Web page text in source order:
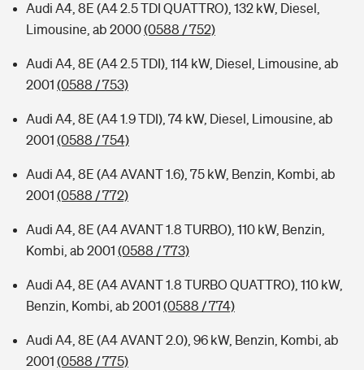
Audi A4, 8E (A4 2.5 TDI QUATTRO), 132 kW, Diesel,
Limousine, ab 2000(0588 / 752)
Audi A4, 8E (A4 2.5 TDI), 114 kW, Diesel, Limousine, ab
2001 (0588 / 753)
Audi A4, 8E (A4 1.9 TDI), 74 kW, Diesel, Limousine, ab
2001 (0588 / 754)
Audi A4, 8E (A4 AVANT 1.6), 75 kW, Benzin, Kombi, ab
2001 (0588 / 772)
Audi A4, 8E (A4 AVANT 1.8 TURBO), 110 kW, Benzin,
Kombi, ab 2001 (0588 / 773)
Audi A4, 8E (A4 AVANT 1.8 TURBO QUATTRO), 110 kW,
Benzin, Kombi, ab 2001 (0588 / 774)
Audi A4, 8E (A4 AVANT 2.0), 96 kW, Benzin, Kombi, ab
2001 (0588 / 775)